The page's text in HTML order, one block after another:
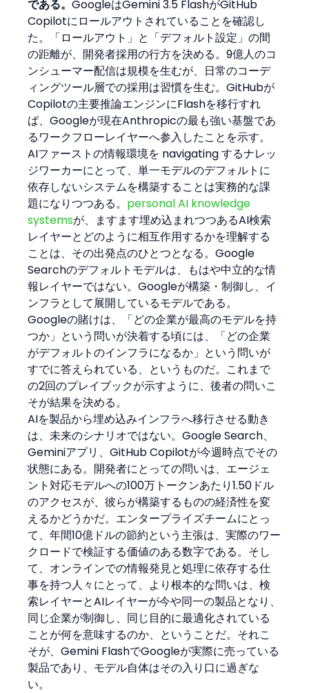
である。GoogleはGemini 3.5 FlashがGitHub
Copilotにロールアウトされていることを確認し
た。「ロールアウト」と「デフォルト設定」の間
の距離が、開発者採用の行方を決める。9億人のコ
ンシューマー配信は規模を生むが、日常のコーデ
ィングツール層での採用は習慣を生む。GitHubが
Copilotの主要推論エンジンにFlashを移行すれ
ば、Googleが現在Anthropicの最も強い基盤であ
るワークフローレイヤーへ参入したことを示す。
AIファーストの情報環境を navigating するナレッ
ジワーカーにとって、単一モデルのデフォルトに
依存しないシステムを構築することは実務的な課
題になりつつある。 personal AI knowledge
systemsが、ますます埋め込まれつつあるAI検索
レイヤーとどのように相互作用するかを理解する
ことは、その出発点のひとつとなる。Google
Searchのデフォルトモデルは、もはや中立的な情
報レイヤーではない。Googleが構築・制御し、イ
ンフラとして展開しているモデルである。
Googleの賭けは、「どの企業が最高のモデルを持
つか」という問いが決着する頃には、「どの企業
がデフォルトのインフラになるか」という問いが
すでに答えられている、というものだ。これまで
の2回のプレイブックが示すように、後者の問いこ
そが結果を決める。
AIを製品から埋め込みインフラへ移行させる動き
は、未来のシナリオではない。Google Search、
Geminiアプリ、GitHub Copilotが今週時点でその
状態にある。開発者にとっての問いは、エージェ
ント対応モデルへの100万トークンあたり1.50ドル
のアクセスが、彼らが構築するものの経済性を変
えるかどうかだ。エンタープライズチームにとっ
て、年間10億ドルの節約という主張は、実際のワー
クロードで検証する価値のある数字である。そし
て、オンラインでの情報発見と処理に依存する仕
事を持つ人々にとって、より根本的な問いは、検
索レイヤーとAIレイヤーが今や同一の製品となり、
同じ企業が制御し、同じ目的に最適化されている
ことが何を意味するのか、ということだ。それこ
そが、Gemini FlashでGoogleが実際に売っている
製品であり、モデル自体はその入り口に過ぎな
い。